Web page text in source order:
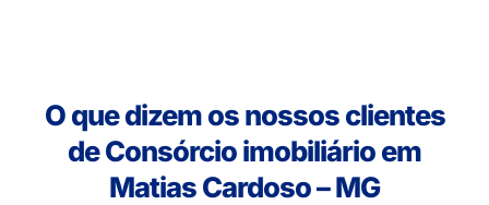
O que dizem os nossos clientes
de Consórcio imobiliário em
Matias Cardoso – MG